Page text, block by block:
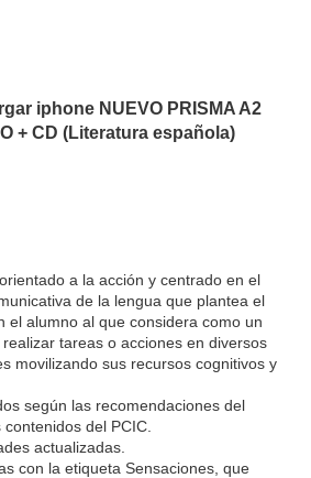
iphone NUEVO PRISMA A2
+ CD (Literatura española)
a la acción y centrado en el
de la lengua que plantea el
el alumno al que considera como un
tareas o acciones en diversos
movilizando sus recursos cognitivos y
según las recomendaciones del
del PCIC.
actualizadas.
con la etiqueta Sensaciones, que